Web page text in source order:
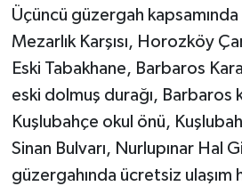
Üçüncü güzergah
Mezarlık Karşısı, Horozköy
Eski Tabakhane, Barbaros
eski dolmuş durağı, Barbaros
Kuşlubahçe okul önü,
Sinan Bulvarı, Nurlupınar Hal
güzergahında ücretsiz